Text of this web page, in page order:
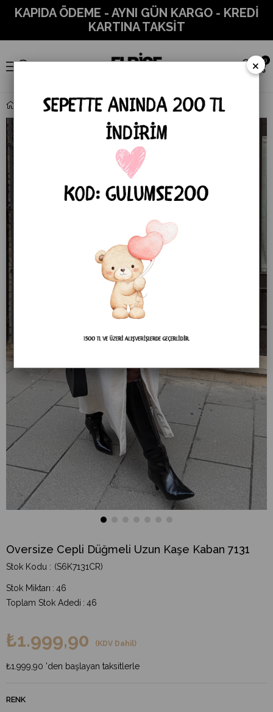
KAPIDA ÖDEME - AYNI GÜN KARGO - KREDİ
KARTINA TAKSİT
0
Oversize Cepli Düğmeli Uzun Kaşe Kaban 7131
Oversize Cepli Düğmeli Uzun Kaşe Kaban 7131
(S6K7131CR)
Stok Miktarı : 46
Toplam Stok Adedi : 46
₺1.999,90 (KDV Dahil)
₺1.999,90 'den başlayan taksitlerle
RENK
×